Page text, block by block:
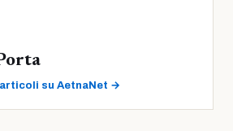
su AetnaNet →